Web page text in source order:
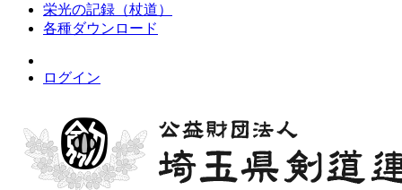
栄光の記録（杖道）
各種ダウンロード
ログイン